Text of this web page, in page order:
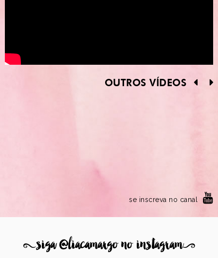
OUTROS VÍDEOS
se inscreva no canal
8siga @liacamargo no instagram9